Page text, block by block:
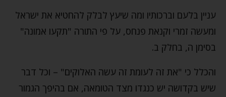
עניין בלעם וברכותיו ומה שיעץ לבלק להחטיא את ישראל
ומעשה זמרי וקנאת פנחס, על פי התורה "תקעו אמונה"
בסימן ה, בחלק ב.
והכלל כי "את זה לעומת זה עשה האלוקים" – וכל דבר
שיש בקדושה יש כנגדו מצד הטומאה, אם בהיפך הגמור